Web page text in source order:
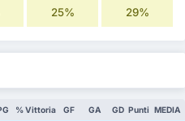
25% 29%
% Vittoria GF GA GD Punti MEDIA